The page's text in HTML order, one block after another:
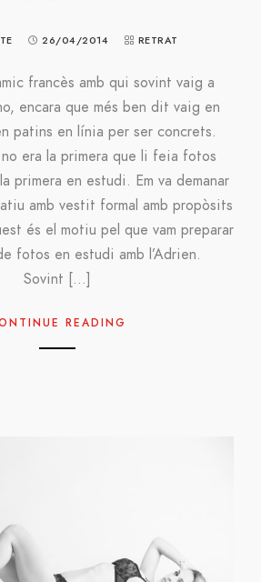
26/04/2014 RETRAT
francès amb qui sovint vaig a
encara que més ben dit vaig en
patins en línia per ser concrets.
era la primera que li feia fotos
primera en estudi. Em va demanar
amb vestit formal amb propòsits
és el motiu pel que vam preparar
fotos en estudi amb l’Adrien.
Sovint […]
READING